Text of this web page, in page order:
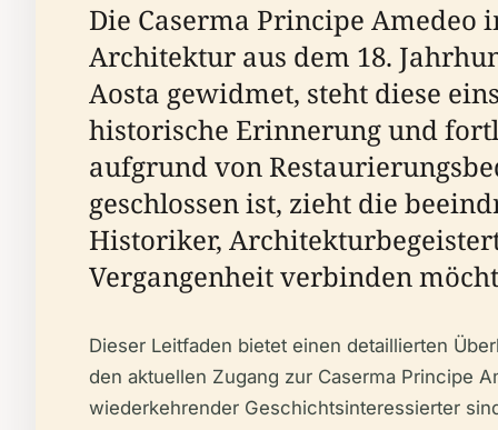
Die Caserma Principe
Architektur aus dem 18.
Aosta gewidmet, steht diese
historische Erinnerung und
aufgrund von
geschlossen ist, zieht die
Historiker,
Vergangenheit verbinden
Dieser Leitfaden bietet einen detaillierten
den aktuellen Zugang zur Caserma Principe
wiederkehrender Geschichtsinteressierter